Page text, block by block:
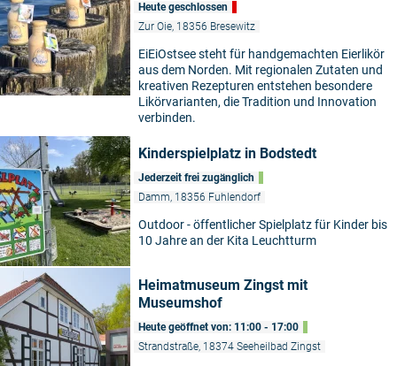
Heute geschlossen
Zur Oie, 18356 Bresewitz
EiEiOstsee steht für handgemachten Eierlikör
aus dem Norden. Mit regionalen Zutaten und
kreativen Rezepturen entstehen besondere
Likörvarianten, die Tradition und Innovation
verbinden.
Kinderspielplatz in Bodstedt
Jederzeit frei zugänglich
Damm, 18356 Fuhlendorf
Outdoor - öffentlicher Spielplatz für Kinder bis
10 Jahre an der Kita Leuchtturm
Heimatmuseum Zingst mit
Museumshof
Heute geöffnet von: 11:00 - 17:00
Strandstraße, 18374 Seeheilbad Zingst